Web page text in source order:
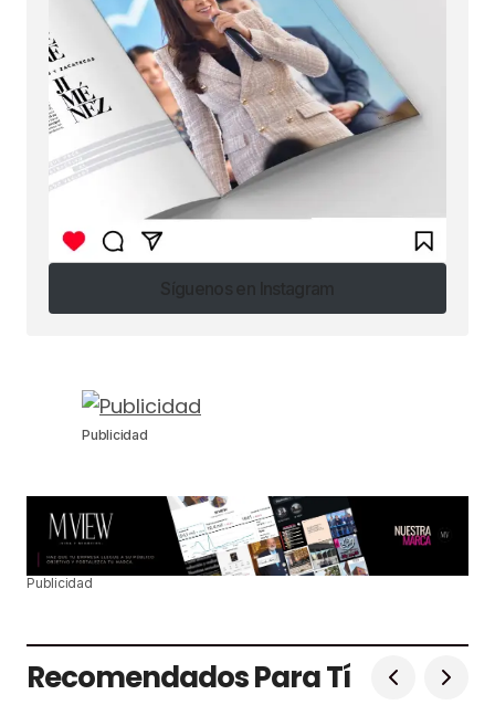
Síguenos en Instagram
Publicidad
Publicidad
Recomendados Para Tí